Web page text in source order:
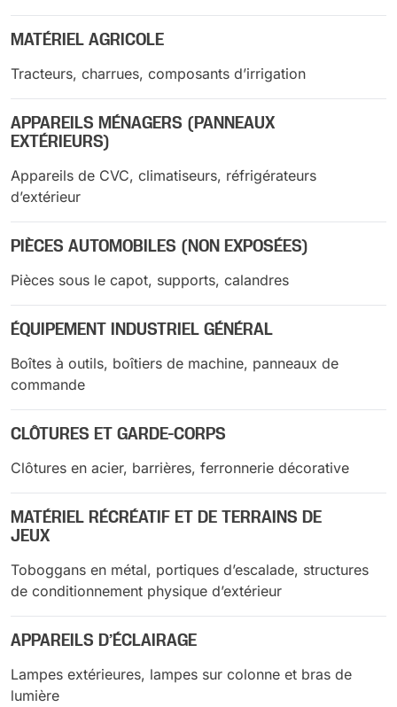
MATÉRIEL AGRICOLE
Tracteurs, charrues, composants d’irrigation
APPAREILS MÉNAGERS (PANNEAUX
EXTÉRIEURS)
Appareils de CVC, climatiseurs, réfrigérateurs
d’extérieur
PIÈCES AUTOMOBILES (NON EXPOSÉES)
Pièces sous le capot, supports, calandres
ÉQUIPEMENT INDUSTRIEL GÉNÉRAL
Boîtes à outils, boîtiers de machine, panneaux de
commande
CLÔTURES ET GARDE-CORPS
Clôtures en acier, barrières, ferronnerie décorative
MATÉRIEL RÉCRÉATIF ET DE TERRAINS DE
JEUX
Toboggans en métal, portiques d’escalade, structures
de conditionnement physique d’extérieur
APPAREILS D’ÉCLAIRAGE
Lampes extérieures, lampes sur colonne et bras de
lumière